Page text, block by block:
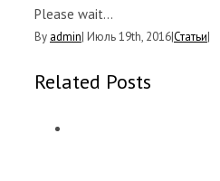
Please wait...
By admin| Июль 19th, 2016|Статьи|
Related Posts